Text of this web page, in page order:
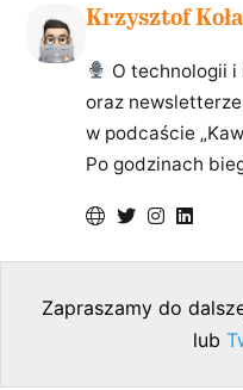
Krzysztof
O technologii
oraz newsletterze
w podcaście
Po godzinach
Zapraszamy do
lub